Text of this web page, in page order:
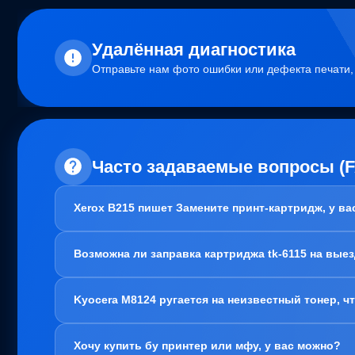
Удалённая диагностика
Отправьте нам фото ошибки или дефекта
Часто задаваемые вопросы
Xerox B215 пишет Замените принт-картридж, у
В вашем случае, заправка картриджа не требуется.
Варианта два:
1. Привозите вам, мы его чистим, меняем чип и фотовал
Актуально для:
Возможна ли заправка картриджа tk-6115 на
Да, заправка картриджа TK-6115 возможна как в нашем
Kyocera M8124 ругается на неизвестный тонер,
Скорее всего, проблема в картриджах, а точнее регион
Хочу купить бу принтер или мфу, у вас можно?